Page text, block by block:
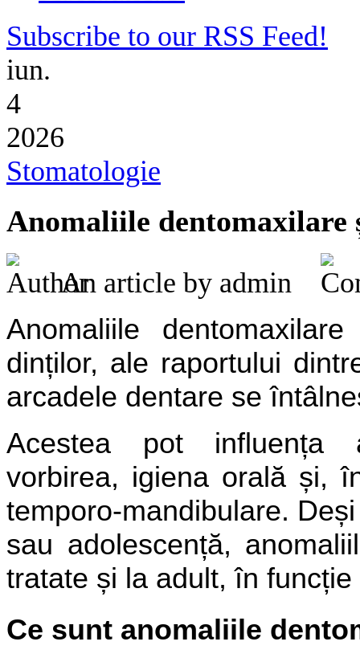
Subscribe to our RSS Feed!
iun.
4
2026
Stomatologie
Anomaliile
An article by admin
Anomaliile
dinților, ale raportului
arcadele dentare se
Acestea pot influența
vorbirea, igiena orală și,
temporo-mandibulare.
sau adolescență,
tratate și la adult, în
Ce sunt anomaliile